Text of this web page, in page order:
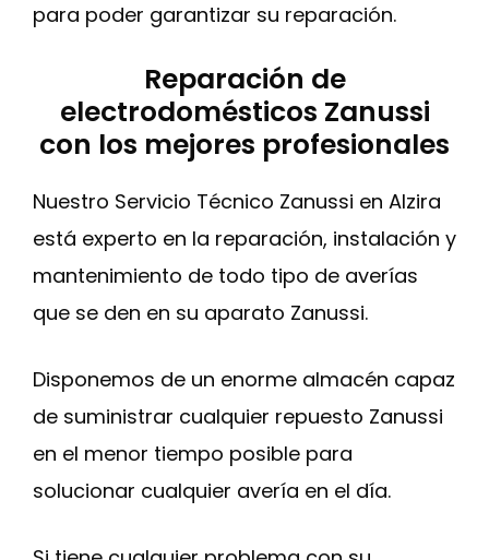
para poder garantizar su reparación.
Reparación de
electrodomésticos Zanussi
con los mejores profesionales
Nuestro Servicio Técnico Zanussi en Alzira
está experto en la reparación, instalación y
mantenimiento de todo tipo de averías
que se den en su aparato Zanussi.
Disponemos de un enorme almacén capaz
de suministrar cualquier repuesto Zanussi
en el menor tiempo posible para
solucionar cualquier avería en el día.